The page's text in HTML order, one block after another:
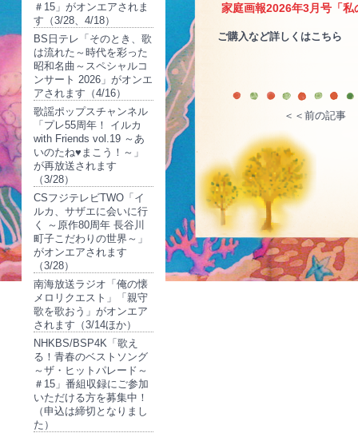
＃15」がオンエアされま
す（3/28、4/18）
BS日テレ「そのとき、歌
は流れた～時代を彩った
昭和名曲～スペシャルコ
ンサート 2026」がオンエ
アされます（4/16）
歌謡ポップスチャンネル
「プレ55周年！ イルカ
with Friends vol.19 ～あ
いのたね♥まこう！～」
が再放送されます
（3/28）
CSフジテレビTWO「イ
ルカ、サザエに会いに行
く ～原作80周年 長谷川
町子こだわりの世界～」
がオンエアされます
（3/28）
南海放送ラジオ「俺の懐
メロリクエスト」「親守
歌を歌おう」がオンエア
されます（3/14ほか）
NHKBS/BSP4K「歌え
る！青春のベストソング
～ザ・ヒットパレード～
＃15」番組収録にご参加
いただける方を募集中！
（申込は締切となりまし
た）
家庭画報2026年3月号「私
ご購入など詳しくはこちら
＜＜前の記事